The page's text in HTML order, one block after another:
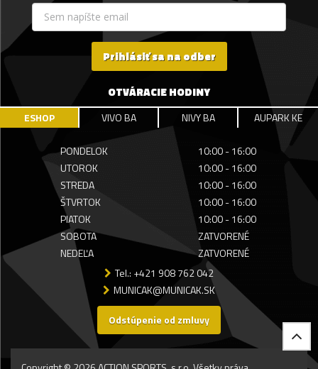
Prihlásiť sa na odber
OTVÁRACIE HODINY
ESHOP VIVO BA NIVY BA AUPARK KE
PONDELOK
10:00 - 16:00
UTOROK
10:00 - 16:00
STREDA
10:00 - 16:00
ŠTVRTOK
10:00 - 16:00
PIATOK
10:00 - 16:00
SOBOTA
ZATVORENÉ
NEDEĽA
ZATVORENÉ
Tel.: +421 908 762 042
MUNICAK@MUNICAK.SK
Odstúpenie od zmluvy